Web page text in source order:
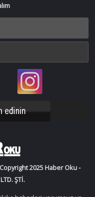
Bir
Haber
Instagram
2025 Haber Oku -
ŞTİ.